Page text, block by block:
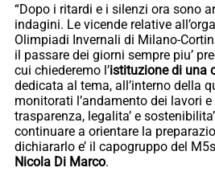
“Dopo i ritardi e i silenzi ora sono
indagini. Le vicende relative
Olimpiadi Invernali di Milano-
il passare dei giorni sempre piu’
cui chiederemo l’istituzione di una
dedicata al tema, all’interno della
monitorati l’andamento dei lavori
trasparenza, legalita’ e
continuare a orientare la
dichiararlo e’ il capogruppo del
Nicola Di Marco.